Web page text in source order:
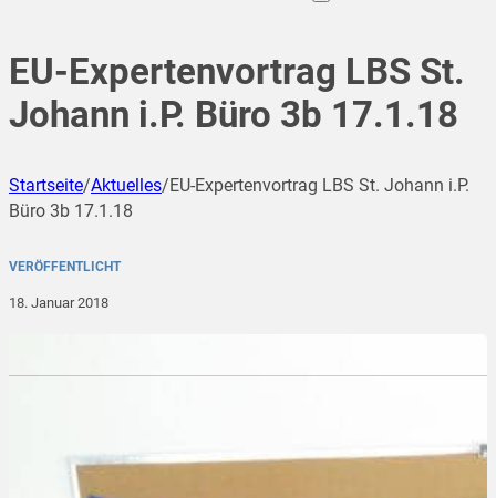
EU-Expertenvortrag LBS St.
Johann i.P. Büro 3b 17.1.18
Startseite/Aktuelles/EU-Expertenvortrag LBS St. Johann i.P.
Büro 3b 17.1.18
VERÖFFENTLICHT
18. Januar 2018